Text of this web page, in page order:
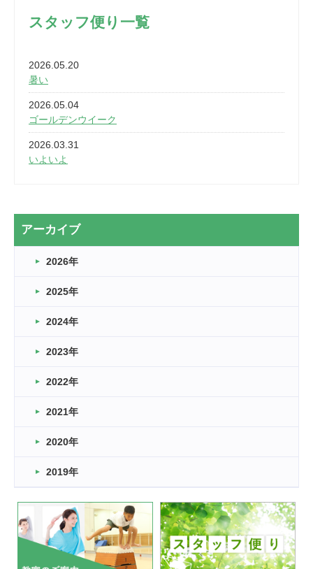
スタッフ便り一覧
2026.05.20
暑い
2026.05.04
ゴールデンウイーク
2026.03.31
いよいよ
2026.03.20
なぎなた
2026.03.16
車いすバスケとRくんのお話
卒業・卒園の季節★
2026.03.11
緑ケ丘体育館
2022.11.03
緑ケ丘体育館
いたっぼーる大会☆彡
緑ケ丘体育館
2022.07.03
市内総合体育大会が開始
アーカイブ
2026年
2025年
2024年
2023年
2022年
2021年
2020年
2019年